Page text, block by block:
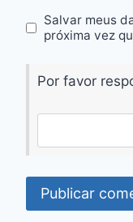
Salvar meus
próxima vez
Por favor